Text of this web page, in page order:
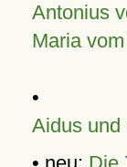
Antonius
Maria
•
Aidus und